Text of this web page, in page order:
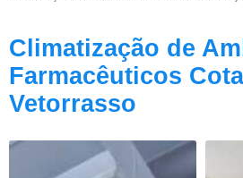
Climatização de
Farmacêuticos
Vetorrasso